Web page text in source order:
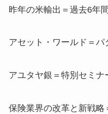
昨年の米輸出＝過去6年
アセット・ワールド＝パ
アユタヤ銀＝特別セミナ
保険業界の改革と新戦